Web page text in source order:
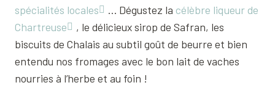
spécialités locales
… Dégustez la célèbre liqueur de
Chartreuse
, le délicieux sirop de Safran, les
biscuits de Chalais au subtil goût de beurre et bien
entendu nos fromages avec le bon lait de vaches
nourries à l’herbe et au foin !